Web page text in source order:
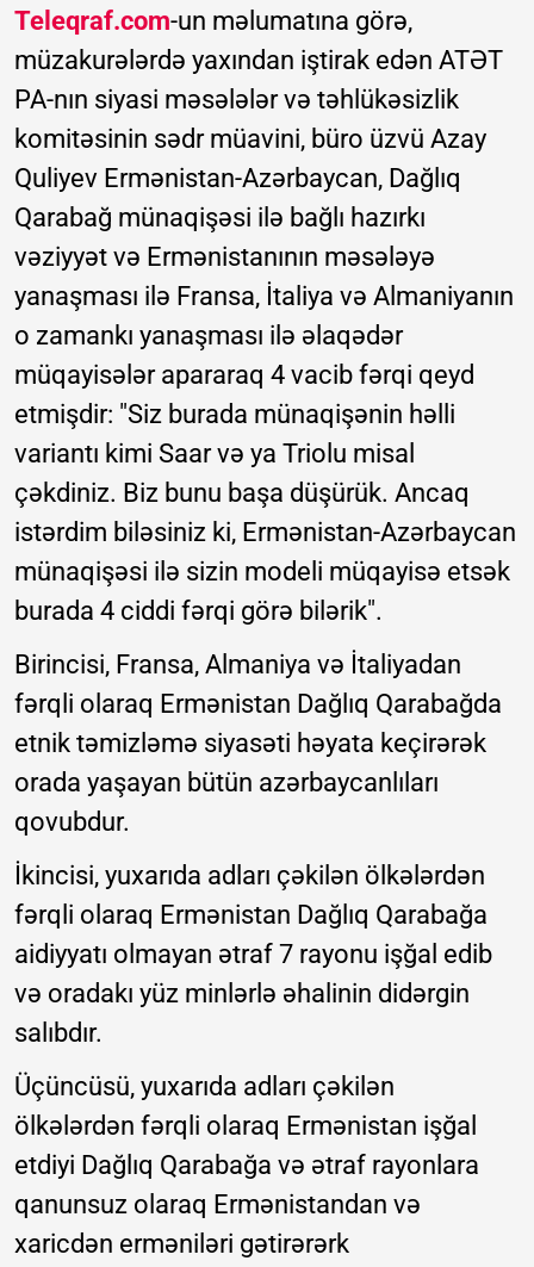
Teleqraf.com-un məlumatına görə,
müzakurələrdə yaxından iştirak edən ATƏT
PA-nın siyasi məsələlər və təhlükəsizlik
komitəsinin sədr müavini, büro üzvü Azay
Quliyev Ermənistan-Azərbaycan, Dağlıq
Qarabağ münaqişəsi ilə bağlı hazırkı
vəziyyət və Ermənistanının məsələyə
yanaşması ilə Fransa, İtaliya və Almaniyanın
o zamankı yanaşması ilə əlaqədər
müqayisələr apararaq 4 vacib fərqi qeyd
etmişdir: "Siz burada münaqişənin həlli
variantı kimi Saar və ya Triolu misal
çəkdiniz. Biz bunu başa düşürük. Ancaq
istərdim biləsiniz ki, Ermənistan-Azərbaycan
münaqişəsi ilə sizin modeli müqayisə etsək
burada 4 ciddi fərqi görə bilərik".
Birincisi, Fransa, Almaniya və İtaliyadan
fərqli olaraq Ermənistan Dağlıq Qarabağda
etnik təmizləmə siyasəti həyata keçirərək
orada yaşayan bütün azərbaycanlıları
qovubdur.
İkincisi, yuxarıda adları çəkilən ölkələrdən
fərqli olaraq Ermənistan Dağlıq Qarabağa
aidiyyatı olmayan ətraf 7 rayonu işğal edib
və oradakı yüz minlərlə əhalinin didərgin
salıbdır.
Üçüncüsü, yuxarıda adları çəkilən
ölkələrdən fərqli olaraq Ermənistan işğal
etdiyi Dağlıq Qarabağa və ətraf rayonlara
qanunsuz olaraq Ermənistandan və
xaricdən erməniləri gətirərərk